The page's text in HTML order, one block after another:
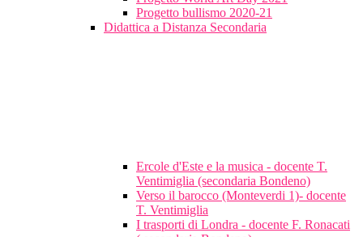
Progetto bullismo 2020-21
Didattica a Distanza Secondaria
Ercole d'Este e la musica - docente T.
Ventimiglia (secondaria Bondeno)
Verso il barocco (Monteverdi 1)- docente
T. Ventimiglia
I trasporti di Londra - docente F. Ronacati